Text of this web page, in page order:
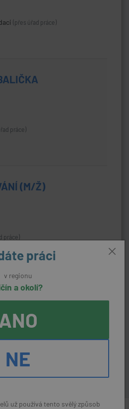
(přes úřad práce)
práce)
(M/Ž)
práce)
MKD
práci
v regionu
a okolí?
NE
už používá tento svělý způsob